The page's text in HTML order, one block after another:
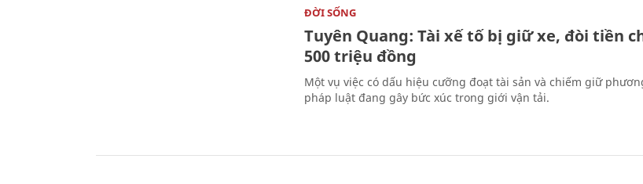
ĐỜI SỐNG
Tuyên Quang: Tài xế tố bị giữ xe, đòi tiền
500 triệu đồng
Một vụ việc có dấu hiệu cưỡng đoạt tài sản và chiếm giữ
pháp luật đang gây bức xúc trong giới vận tải.